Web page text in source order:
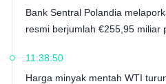
Bank Sentral Polandia
resmi berjumlah €255,95 miliar
11:38:50
Harga minyak mentah WTI